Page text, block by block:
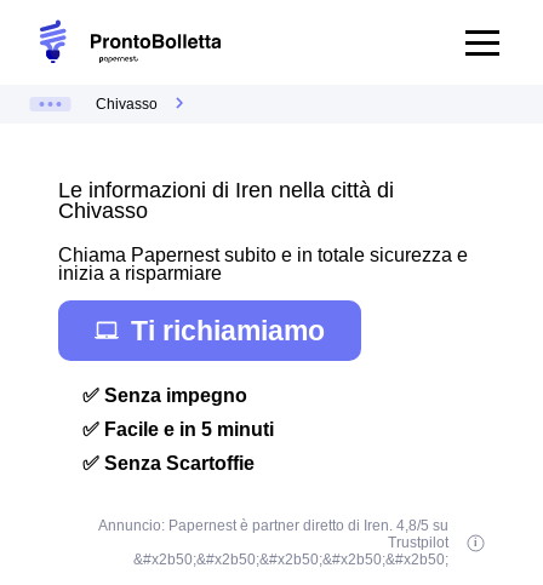
Chivasso
Le informazioni di Iren nella città di
Chivasso
Chiama Papernest subito e in totale sicurezza e
inizia a risparmiare
Ti richiamiamo
✅ Senza impegno
✅ Facile e in 5 minuti
✅ Senza Scartoffie
Annuncio: Papernest è partner diretto di Iren. 4,8/5 su
Trustpilot
&#x2b50;&#x2b50;&#x2b50;&#x2b50;&#x2b50;